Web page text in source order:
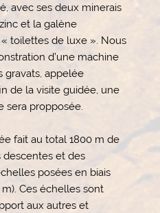
avec ses deux minerais
et la galène
toilettes de luxe ». Nous
d’une machine
gravats, appelée
de la visite guidée, une
sera propposée.
fait au total 1800 m de
et des
posées en biais
Ces échelles sont
aux autres et